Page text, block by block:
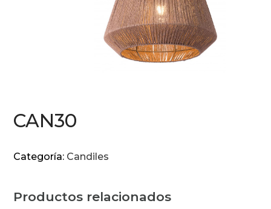
CAN30
Categoría: Candiles
Productos relacionados